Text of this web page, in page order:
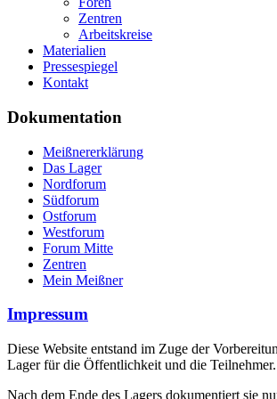
Zentren
Arbeitskreise
Materialien
Pressespiegel
Kontakt
Dokumentation
Meißnererklärung
Das Lager
Nordforum
Südforum
Ostforum
Westforum
Forum Mitte
Zentren
Mein Meißner
Impressum
Diese Website entstand im Zuge der
Lager für die Öffentlichkeit und die Teilnehmer.
Nach dem Ende des Lagers dokumentiert sie